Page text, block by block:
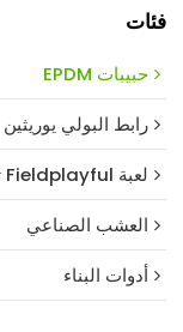
فئات
حبيبات EPDM
رابط البولي يوريثين
لعبة Fieldplayful ثلاثية الأبعاد
العشب الصناعي
أدوات البناء